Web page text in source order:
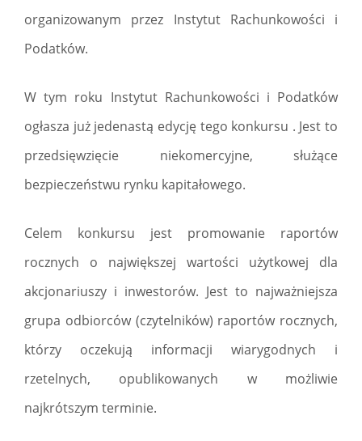
organizowanym przez Instytut Rachunkowości i
Podatków.
W tym roku Instytut Rachunkowości i Podatków
ogłasza już jedenastą edycję tego konkursu . Jest to
przedsięwzięcie niekomercyjne, służące
bezpieczeństwu rynku kapitałowego.
Celem konkursu jest promowanie raportów
rocznych o największej wartości użytkowej dla
akcjonariuszy i inwestorów. Jest to najważniejsza
grupa odbiorców (czytelników) raportów rocznych,
którzy oczekują informacji wiarygodnych i
rzetelnych, opublikowanych w możliwie
najkrótszym terminie.